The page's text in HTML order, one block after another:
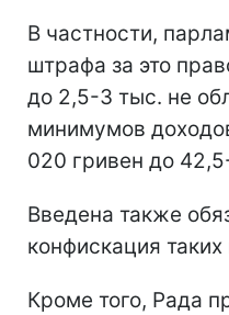
В частности,
штрафа за это
до 2,5-3 тыс. не
минимумов
020 гривен до
Введена также
конфискация
Кроме того, Рада